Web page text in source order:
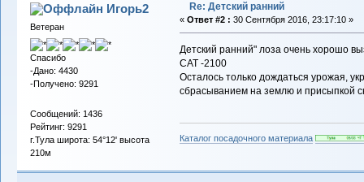
Игорь2
Ветеран
Спасибо
-Дано: 4430
-Получено: 9291
Сообщений: 1436
Рейтинг: 9291
г.Тула широта: 54°12' высота
210м
Re: Детский ранний
« Ответ #2 : 30 Сентября 2016, 23:17:10 »
Детский ранний" лоза очень хорошо
САТ -2100
Осталось только дождаться урожая,
сбрасыванием на землю и присыпкой
Каталог посадочного материала